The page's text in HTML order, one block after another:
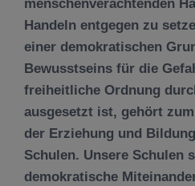
menschenverachtenden
Handeln entgegen zu
einer demokratischen
Bewusstseins für die
freiheitliche Ordnung
ausgesetzt ist, gehört
der Erziehung und
Schulen. Unsere Schulen
demokratische